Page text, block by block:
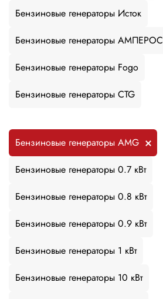
Бензиновые генераторы Исток
Бензиновые генераторы АМПЕРОС
Бензиновые генераторы Fogo
Бензиновые генераторы CTG
Бензиновые генераторы AMG
Бензиновые генераторы 0.7 кВт
Бензиновые генераторы 0.8 кВт
Бензиновые генераторы 0.9 кВт
Бензиновые генераторы 1 кВт
Бензиновые генераторы 10 кВт